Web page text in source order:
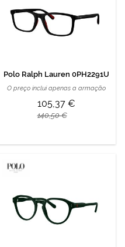
Polo Ralph Lauren 0PH2291U
O preço inclui apenas a armação
105,37 €
140,50 €